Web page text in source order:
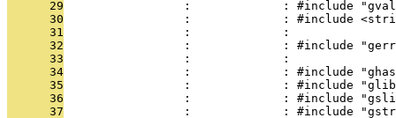
      29
:             : #include
      30
:             : #include
      31
                 :             :
      32
:             : #include
      33
                 :             :
      34
:             : #include
      35
:             : #include
      36
:             : #include
      37
:             : #include